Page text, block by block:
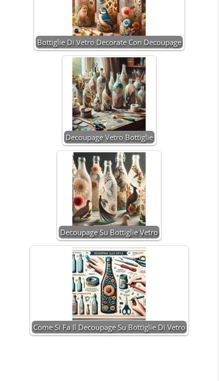
Bottiglie Di Vetro Decorate Con Decoupage
Decoupage Vetro Bottiglie
Decoupage Su Bottiglie Vetro
Come Si Fa Il Decoupage Su Bottiglie Di Vetro